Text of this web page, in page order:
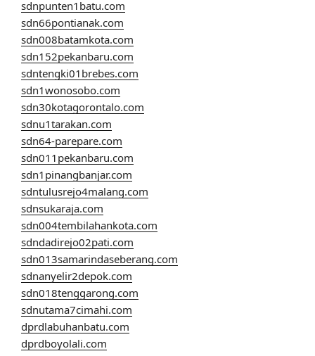
sdnpunten1batu.com
sdn66pontianak.com
sdn008batamkota.com
sdn152pekanbaru.com
sdntengki01brebes.com
sdn1wonosobo.com
sdn30kotagorontalo.com
sdnu1tarakan.com
sdn64-parepare.com
sdn011pekanbaru.com
sdn1pinangbanjar.com
sdntulusrejo4malang.com
sdnsukaraja.com
sdn004tembilahankota.com
sdndadirejo02pati.com
sdn013samarindaseberang.com
sdnanyelir2depok.com
sdn018tenggarong.com
sdnutama7cimahi.com
dprdlabuhanbatu.com
dprdboyolali.com